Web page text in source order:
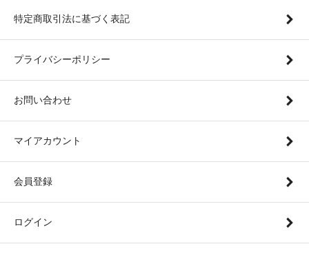
特定商取引法に基づく表記
プライバシーポリシー
お問い合わせ
マイアカウント
会員登録
ログイン